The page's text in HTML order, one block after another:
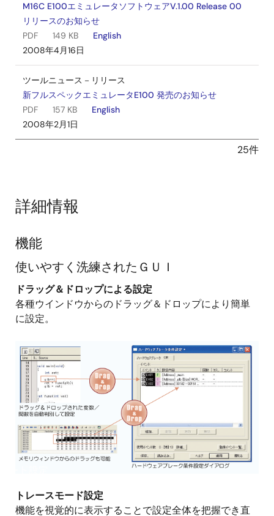
M16C E100エミュレータソフトウェアV.1.00 Release 00
リリースのお知らせ
PDF
149 KB
English
2008年4月16日
ツールニュース－リリース
新フルスペックエミュレータE100 発売のお知らせ
PDF
157 KB
English
2008年2月1日
25件
詳細情報
機能
使いやすく洗練されたＧＵＩ
ドラッグ＆ドロップによる設定
各種ウインドウからのドラッグ＆ドロップにより簡単
に設定。
画
像
トレースモード設定
機能を視覚的に表示することで設定全体を把握でき直